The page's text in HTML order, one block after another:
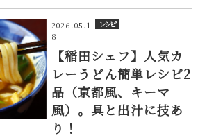
2026.05.1
8
レシピ
【稲田シェフ】人気カ
レーうどん簡単レシピ2
品（京都風、キーマ
風）。具と出汁に技あ
り！